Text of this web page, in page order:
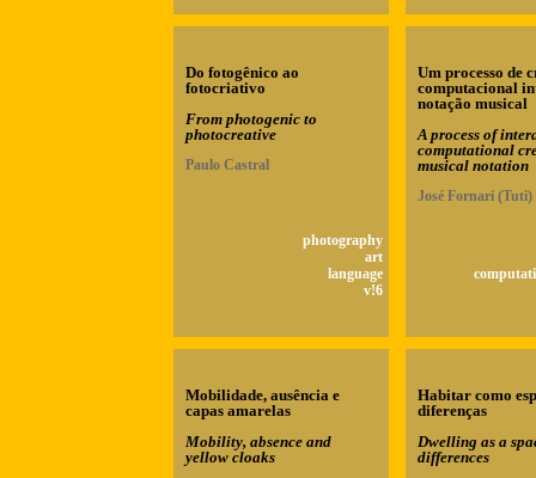
Do fotogênico ao
fotocriativo
From photogenic to
photocreative
Paulo Castral
photography
art
language
v!6
Um processo de
computacional
notação musical
A process of
computational
musical notation
José Fornari (Tuti)
Mobilidade, ausência e
capas amarelas
Mobility, absence and
yellow cloaks
Habitar como
diferenças
Dwelling as a
differences